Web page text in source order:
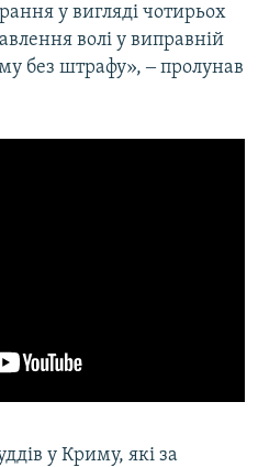
у вигляді чотирьох
волі у виправній
без штрафу», ‒ пролунав
у Криму, які за